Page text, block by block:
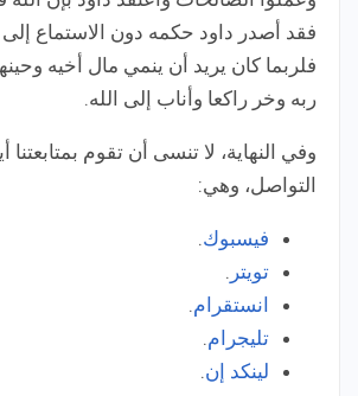
فقد أصدر داود حكمه دون الاستماع إلى
فلربما كان يريد أن ينمي مال أخيه
ربه وخر راكعا وأناب إلى الله.
وفي النهاية، لا تنسى أن تقوم
التواصل، وهي:
فيسبوك.
تويتر .
انستقرام.
تليجرام.
لينكد إن.